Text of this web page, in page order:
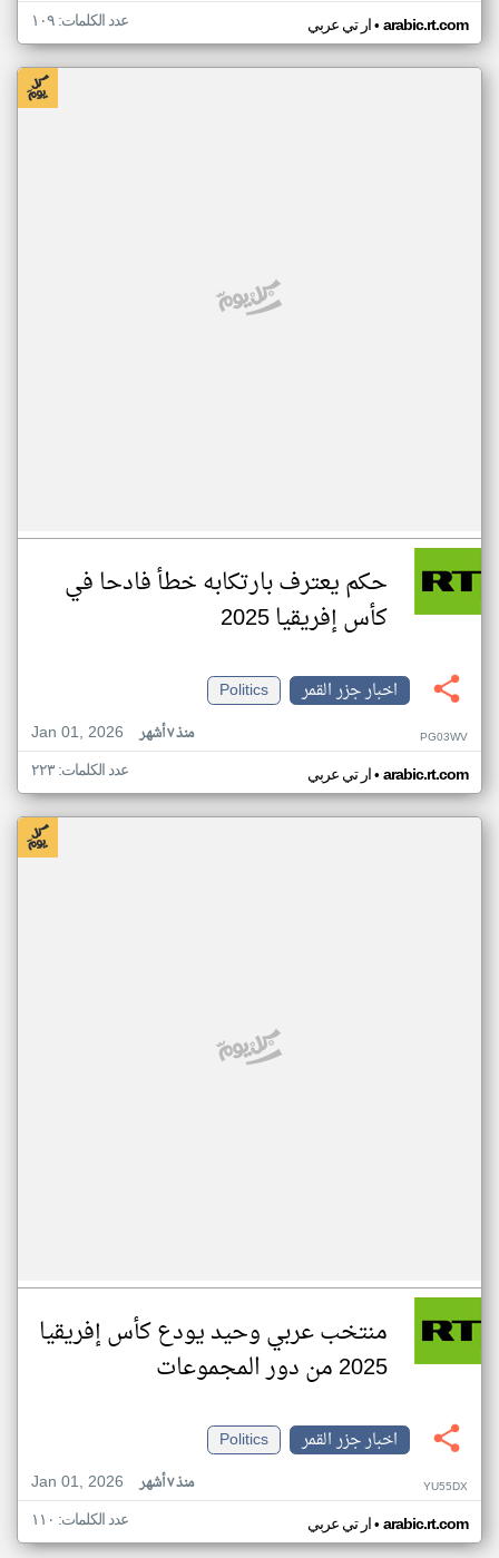
ار تي عربي• arabic.rt.com عدد الكلمات: ١٠٩
حكم يعترف بارتكابه خطأ فادحا في
كأس إفريقيا 2025
اخبار جزر القمر
Politics
Jan 01, 2026
منذ ٧ أشهر PG03WV
ار تي عربي• arabic.rt.com عدد الكلمات: ٢٢٣
منتخب عربي وحيد يودع كأس إفريقيا
2025 من دور المجموعات
اخبار جزر القمر
Politics
Jan 01, 2026
منذ ٧ أشهر YU55DX
ار تي عربي• arabic.rt.com عدد الكلمات: ١١٠